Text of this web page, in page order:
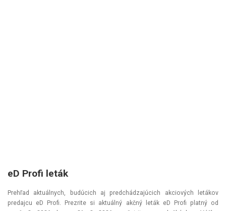
eD Profi leták
Prehľad aktuálnych, budúcich aj predchádzajúcich akciových letákov
predajcu eD Profi. Prezrite si aktuálný akčný leták eD Profi platný od